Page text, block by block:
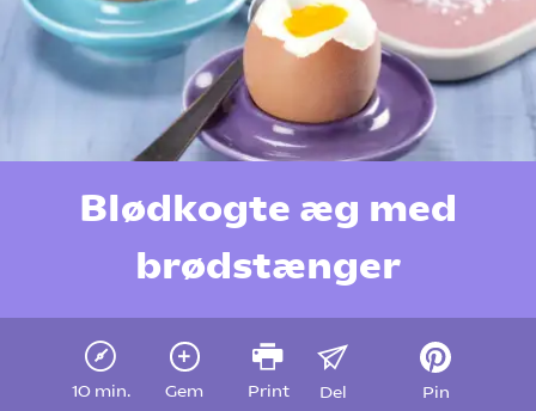
Blødkogte æg med
brødstænger
10 min. Gem Print Del Pin